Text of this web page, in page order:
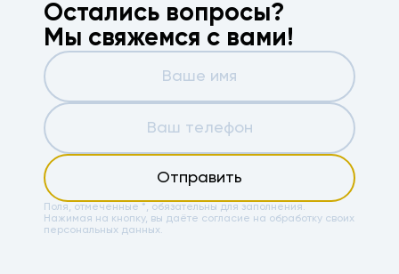
Остались вопросы?
Мы свяжемся с вами!
Отправить
Поля, отмеченные *, обязательны для заполнения.
Нажимая на кнопку, вы даёте согласие на обработку своих
персональных данных.